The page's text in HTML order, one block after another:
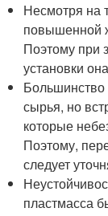
Несмотря на
повышенной
Поэтому при
установки
Большинство
сырья, но
которые
Поэтому,
следует
пластмасса